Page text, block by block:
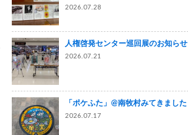
2026.07.28
人権啓発センター巡回展のお知らせ
2026.07.21
「ポケふた」@南牧村みてきました
2026.07.17